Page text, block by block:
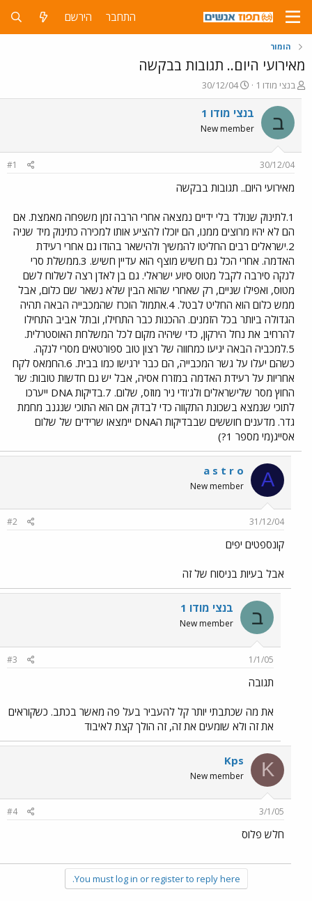
התחבר הירשם
הומור
מאירועי היום.. תגובות בבקשה
פ
ו
ת
ח
ה
ש
א
בנצי מודו 1
פ
ו
ר
ם
ר
ך
30/12/04
ב בנצי מודו 1
New member
30/12/04
#1
מאירועי היום.. תגובות בבקשה
1.לתינוק שנולד בלי ידיים נמצאה אחרי הרבה זמן משפחה מאמצת. אם
הם לא יהיו מרוצים ממנו, הם יוכלו להציע אותו למכירה כתינוק מיד שניה
2.ישראלים רבים החליטו להמשיך ולהישאר בהודו גם אחרי רעידת
האדמה. אחרי הכל גם חשיש מוצף הוא עדיין חשיש. 3.ממשלת סרי
לנקה סירבה לקבל מטוס סיוע ישראלי. גם בן לאדן רצה לשלוח לשם
מטוס, ואפילו שניים, רק שאחרי שהוא הבין שלא נשאר שם כלום, אבל
ממש כלום הוא החליט לבטל. 4.אתמול הוכרז שהמכבייה הבאה תהיה
הגדולה ביותר בכל הזמנים. ההכנות כבר התחילו, ובתל אביב התחילו
להרחיב את נחל הירקון, כדי שיהיה מקום לכל המשלחת האוסטרלית.
5.למכביה הבאה יגיעו כמחווה של רצון טוב ספורטאים מסרי לנקה.
כשהם יעלו על גשר המכבייה, הם כבר ירגישו כמו בבית. 6.החמאס לקח
אחריות על רעידת האדמה במזרח אסיה, אבל יש גם חדשות טובות: שר
החוץ מסר שלישראלים ולג'ודי ניר מוזס, שלום. 7.בדיקות DNA ייערכו
לתוכי שנמצא בשכונת התקווה כדי לבדוק אם הוא התוכי שנגנב מחמת
גדר. מדענים חוששים שבבדיקות הDNA יימצאו שרידים של שלום
אסייג(מי מספר 1?)
A
a s t r o
New member
31/12/04
#2
קונספטים יפים
אבל בעיות בניסוח של זה
ב בנצי מודו 1
New member
1/1/05
#3
תגובה
את מה שכתבתי יותר קל להעביר בעל פה מאשר בכתב. כשקוראים
את זה ולא שומעים את זה, זה הולך קצת לאיבוד
K
Kps
New member
3/1/05
#4
חלש פלוס
You must log in or register to reply here.